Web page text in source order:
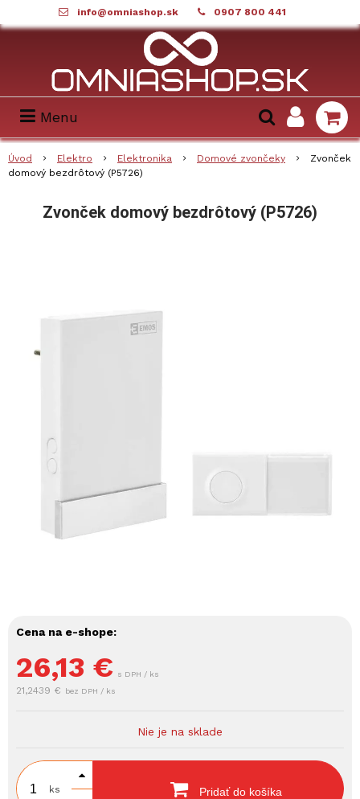
info@omniashop.sk 0907 800 441
Menu
Úvod Elektro Elektronika Domové zvončeky
Zvonček
domový bezdrôtový (P5726)
Zvonček domový bezdrôtový (P5726)
Cena na e-shope:
26,13 € s DPH / ks
21,2439 € bez DPH / ks
Nie je na sklade
ks Pridať do košíka